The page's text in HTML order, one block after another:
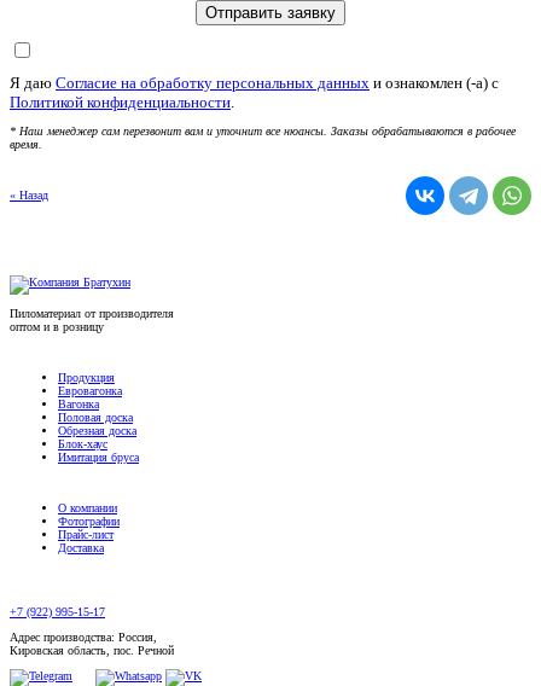
Я даю Согласие на обработку персональных данных и ознакомлен (-а) c
Политикой конфиденциальности.
* Наш менеджер сам перезвонит вам и уточнит все нюансы. Заказы обрабатываются в рабочее
время.
« Назад
Пиломатериал от производителя
оптом и в розницу
Продукция
Евровагонка
Вагонка
Половая доска
Обрезная доска
Блок-хаус
Имитация бруса
О компании
Фотографии
Прайс-лист
Доставка
+7 (922) 995-15-17
Адрес производства: Россия,
Кировская область, пос. Речной